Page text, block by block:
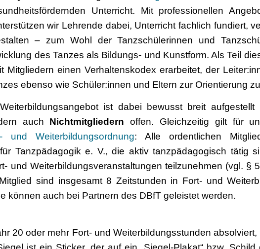
Unterricht. Mit professionellen
wir Lehrende dabei, Unterricht fachlich fundiert,
– zum Wohl der Tanzschülerinnen und
des Tanzes als Bildungs- und Kunstform. Als Teil
Mitgliedern einen Verhaltenskodex erarbeitet, der
ebenso wie Schüler:innen und Eltern zur Orientierung
ist dabei bewusst breit aufgestellt
auch Nichtmitgliedern offen. Gleichzeitig gilt für
und Weiterbildungsordnung: Alle ordentlichen
Tanzpädagogik e. V., die aktiv tanzpädagogisch tätig
und Weiterbildungsveranstaltungen teilzunehmen (vgl. §
sind insgesamt 8 Zeitstunden in Fort- und
können auch bei Partnern des DBfT geleistet werden.
20 oder mehr Fort- und Weiterbildungsstunden absolviert,